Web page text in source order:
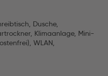
Dusche,
Klimaanlage, Mini-
WLAN,